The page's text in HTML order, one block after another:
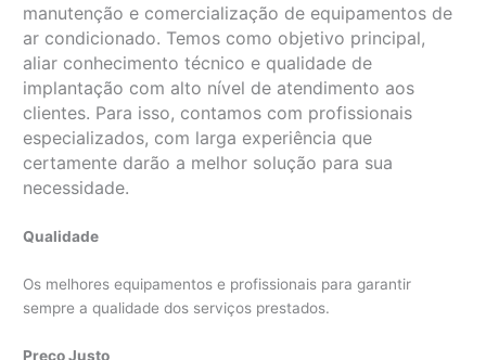
manutenção e comercialização de equipamentos de
ar condicionado. Temos como objetivo principal,
aliar conhecimento técnico e qualidade de
implantação com alto nível de atendimento aos
clientes. Para isso, contamos com profissionais
especializados, com larga experiência que
certamente darão a melhor solução para sua
necessidade.
Qualidade
Os melhores equipamentos e profissionais para garantir
sempre a qualidade dos serviços prestados.
Preço Justo